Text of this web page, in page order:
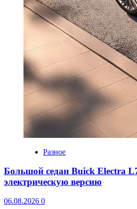
Разное
Большой седан Buick Electra
электрическую версию
06.08.2026 0